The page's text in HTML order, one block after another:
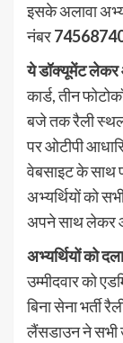
इसके अलावा
नंबर
ये डॉक्यूमेंट
कार्ड, तीन
बजे तक रैली स्थल
पर ओटीपी
वेबसाइट के साथ
अभ्यर्थियों को
अपने साथ लेकर
अभ्यर्थियों को
उम्मीदवार को
बिना सेना भर्ती
लैंसडाउन ने सभी